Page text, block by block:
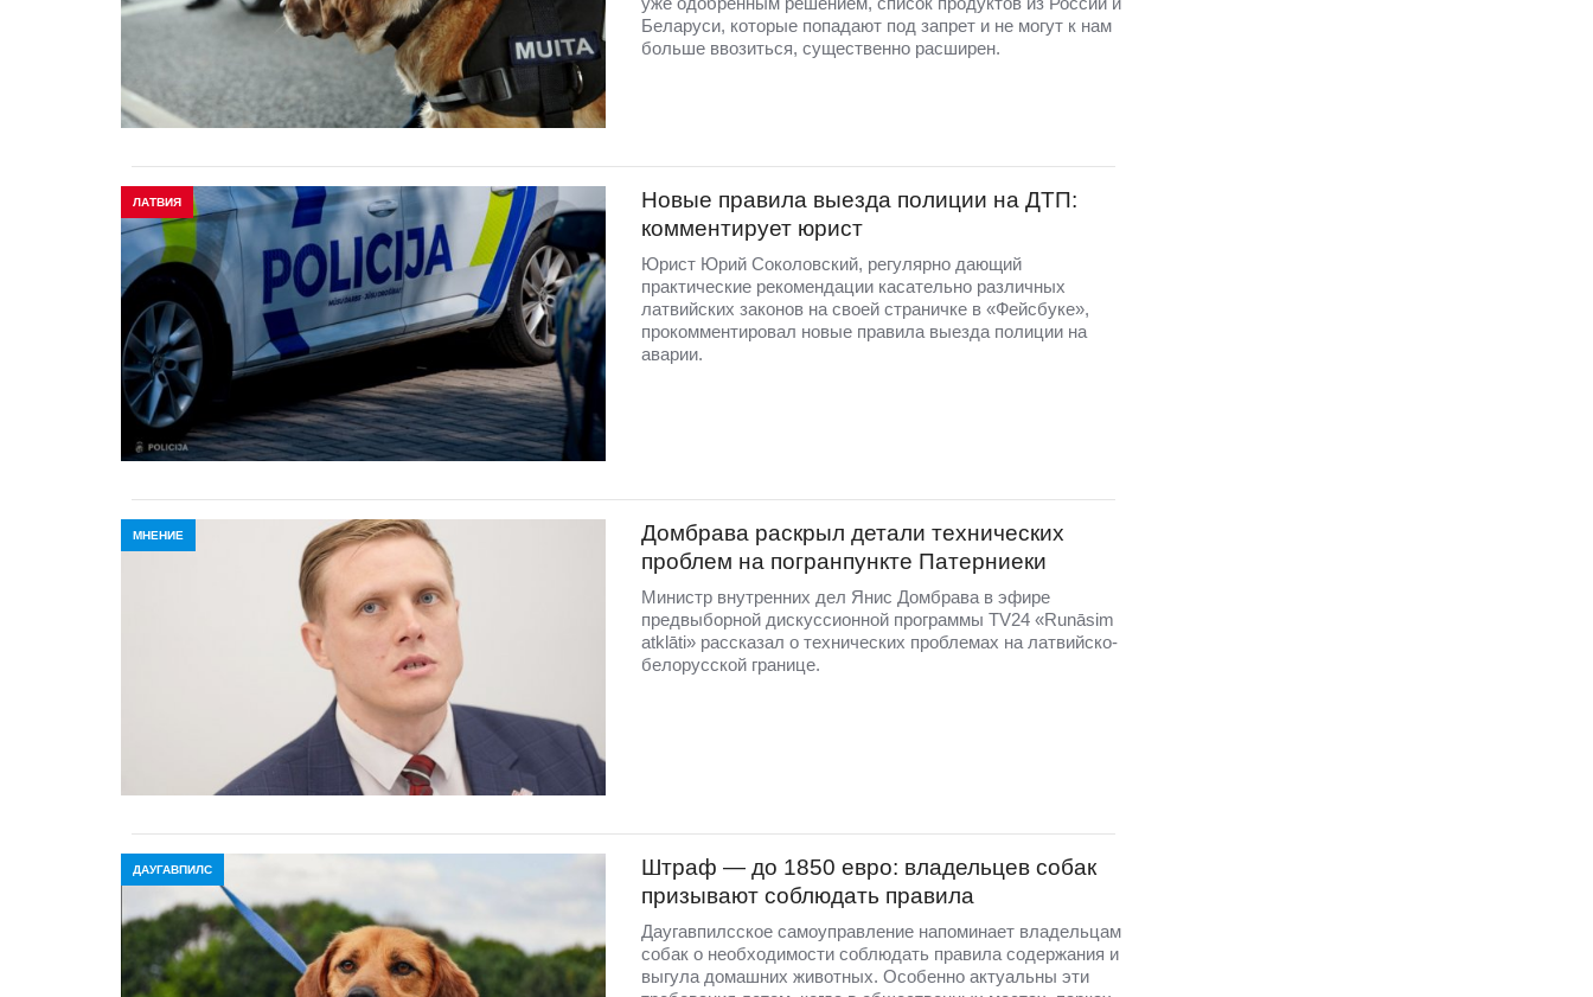
Беларуси, которые попадают под запрет и не могут к нам
больше ввозиться, существенно расширен.
ЛАТВИЯ
Новые правила выезда полиции на ДТП:
комментирует юрист
Юрист Юрий Соколовский, регулярно дающий
практические рекомендации касательно различных
латвийских законов на своей страничке в «Фейсбуке»,
прокомментировал новые правила выезда полиции на
аварии.
МНЕНИЕ
Домбравa раскрыл детали технических
проблем на погранпункте Патерниеки
Министр внутренних дел Янис Домбрава в эфире
предвыборной дискуссионной программы TV24 «Runāsim
atklāti» рассказал о технических проблемах на латвийско-
белорусской границе.
ДАУГАВПИЛС
Штраф — до 1850 евро: владельцев собак
призывают соблюдать правила
Даугавпилсское самоуправление напоминает владельцам
собак о необходимости соблюдать правила содержания и
выгула домашних животных. Особенно актуальны эти